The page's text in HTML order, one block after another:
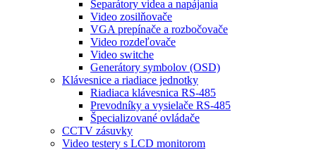
Separátory videa a napájania
Video zosilňovače
VGA prepínače a rozbočovače
Video rozdeľovače
Video switche
Generátory symbolov (OSD)
Klávesnice a riadiace jednotky
Riadiaca klávesnica RS-485
Prevodníky a vysielače RS-485
Špecializované ovládače
CCTV zásuvky
Video testery s LCD monitorom